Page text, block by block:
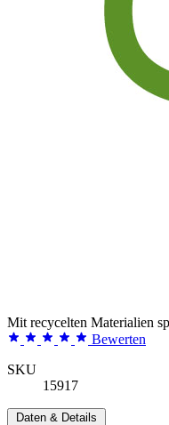
Mit recycelten Materialien
Bewerten
SKU
15917
Daten & Details